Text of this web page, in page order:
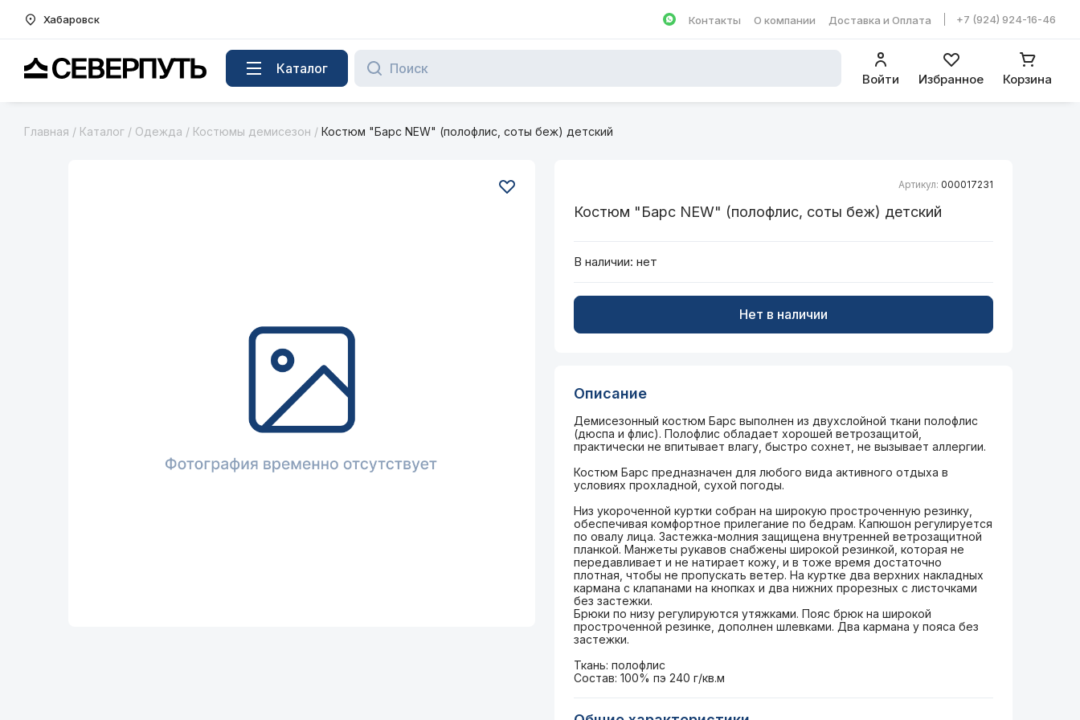
Хабаровск
Написать в WhatsApp
Контакты О компании Доставка и Оплата +7 (924) 924-16-46
Вернуться на главную страницу Каталог
Войти Избранное Корзина
Главная / Каталог / Одежда / Костюмы демисезон / Костюм "Барс NEW" (полофлис, соты беж) детский
Артикул: 000017231
Костюм "Барс NEW" (полофлис, соты беж) детский
В наличии: нет
Нет в наличии
Описание
Демисезонный костюм Барс выполнен из двухслойной ткани полофлис
(дюспа и флис). Полофлис обладает хорошей ветрозащитой,
практически не впитывает влагу, быстро сохнет, не вызывает аллергии.
Костюм Барс предназначен для любого вида активного отдыха в
условиях прохладной, сухой погоды.
Низ укороченной куртки собран на широкую простроченную резинку,
обеспечивая комфортное прилегание по бедрам. Капюшон регулируется
по овалу лица. Застежка-молния защищена внутренней ветрозащитной
планкой. Манжеты рукавов снабжены широкой резинкой, которая не
передавливает и не натирает кожу, и в тоже время достаточно
плотная, чтобы не пропускать ветер. На куртке два верхних накладных
кармана с клапанами на кнопках и два нижних прорезных с листочками
без застежки.
Брюки по низу регулируются утяжками. Пояс брюк на широкой
простроченной резинке, дополнен шлевками. Два кармана у пояса без
застежки.
Ткань: полофлис
Состав: 100% пэ 240 г/кв.м